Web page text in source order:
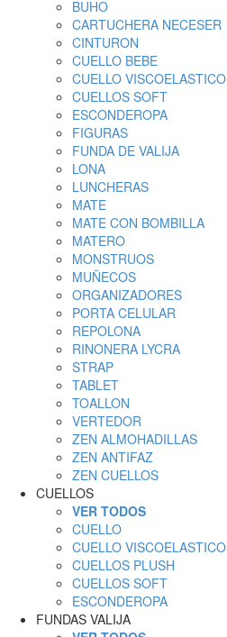
BUHO
CARTUCHERA NECESER
CINTURON
CUELLO BEBE
CUELLO VISCOELASTICO
CUELLOS SOFT
ESCONDEROPA
FIGURAS
FUNDA DE VALIJA
LONA
LUNCHERAS
MATE
MATE CON BOMBILLA
MATERO
MONSTRUOS
MUÑECOS
ORGANIZADORES
PORTA CELULAR
REPOLONA
RINONERA LYCRA
STRAP
TABLET
TOALLON
VERTEDOR
ZEN ALMOHADILLAS
ZEN ANTIFAZ
ZEN CUELLOS
CUELLOS
VER TODOS
CUELLO
CUELLO VISCOELASTICO
CUELLOS PLUSH
CUELLOS SOFT
ESCONDEROPA
FUNDAS VALIJA